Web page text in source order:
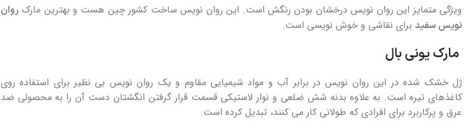
ویژگی متمایز این روان نویس درخشان بودن رنگش است. این روان نویس ساخت کشور چین هست و بهترین مارکروان
نویس سفید برای نقاشی و خوش‌ نویسی است.
مارک یونی‌ بال
ژل خشک شده در این روان نویس در برابر آب و مواد شیمیایی مقاوم و یک روان نویس بی‌ نظیر برای استفاده روی
کاغذهای تیره است. به علاوه بدنه‌ شش‌ ضلعی و نوار لاستیکی قسمت قرار گرفتن انگشتان دست آ‌ن‌ را به محصولی ضد
عرق و پرکاربرد برای افرادی که طولانی کار می‌ کنند، تبدیل کرده است.